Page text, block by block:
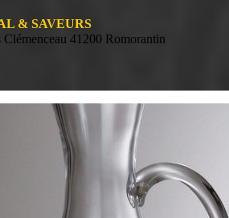
& SAVEURS
Clémenceau 41200 Romorantin